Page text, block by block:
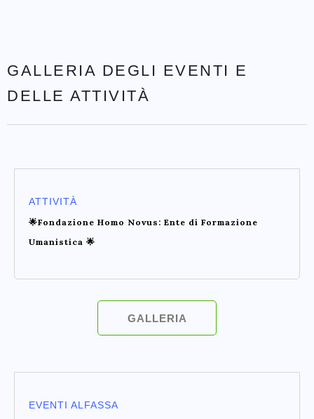
GALLERIA DEGLI EVENTI E
DELLE ATTIVITÀ
ATTIVITÀ
🌟Fondazione Homo Novus: Ente di Formazione
Umanistica 🌟
GALLERIA
EVENTI ALFASSA